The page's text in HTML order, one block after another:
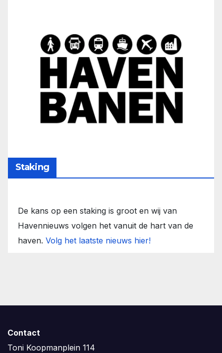
Staking
De kans op een staking is groot en wij van
Havennieuws volgen het vanuit de hart van de
haven. Volg het laatste nieuws hier!
Contact
Toni Koopmanplein 114